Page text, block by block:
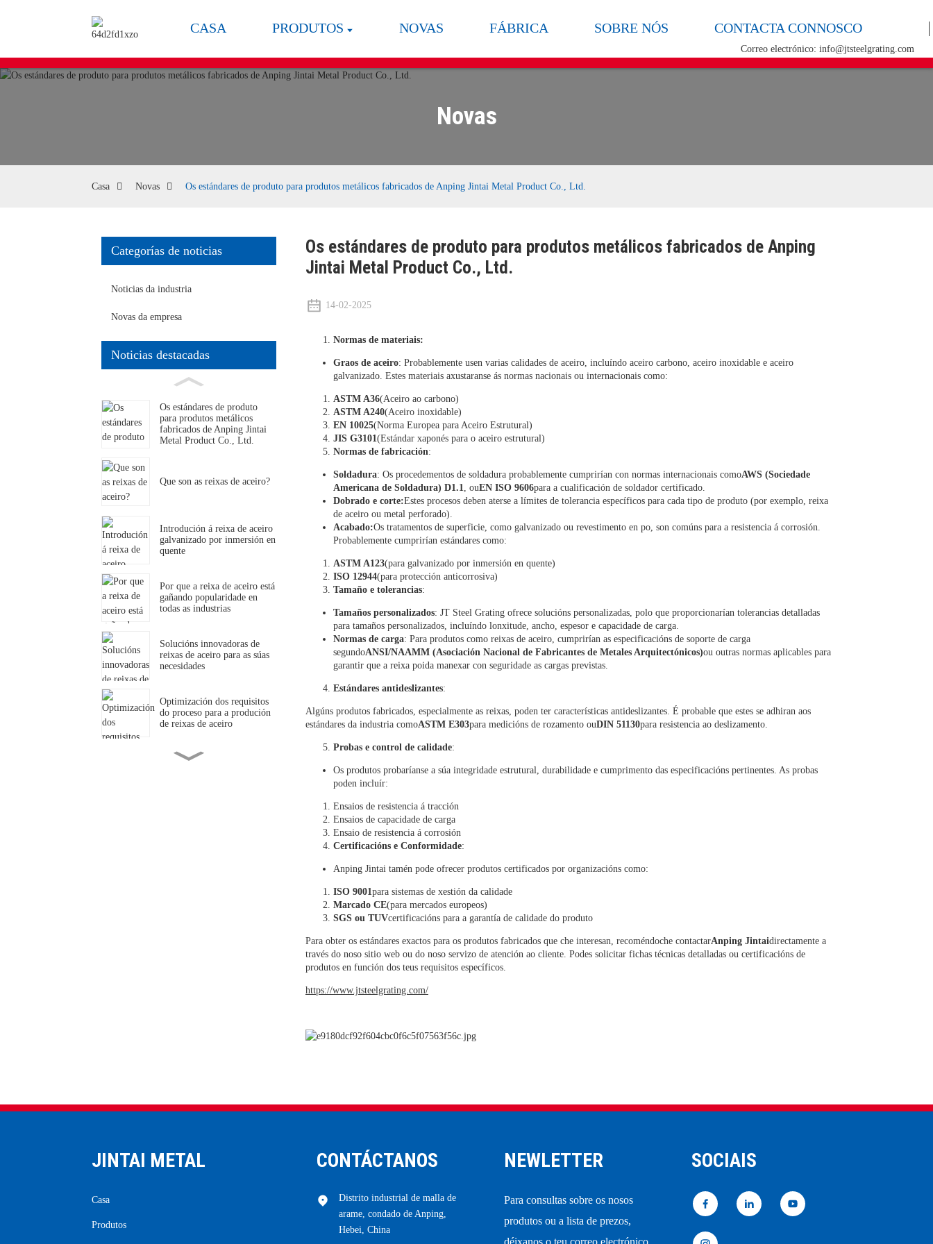
CASA PRODUTOS NOVAS FÁBRICA SOBRE NÓS CONTACTA CONNOSCO
Correo electrónico: info@jtsteelgrating.com
Novas
Casa Novas Os estándares de produto para produtos metálicos fabricados de Anping Jintai Metal Product Co., Ltd.
Categorías de noticias
Noticias da industria
Novas da empresa
Noticias destacadas
Os estándares de produto
para produtos metálicos
fabricados de Anping Jintai
Metal Product Co., Ltd.
Que son as reixas de aceiro?
Introdución á reixa de aceiro
galvanizado por inmersión en
quente
Por que a reixa de aceiro está
gañando popularidade en
todas as industrias
Solucións innovadoras de
reixas de aceiro para as súas
necesidades
Optimización dos requisitos
do proceso para a produción
de reixas de aceiro
Introdución á reixa de aceiro
Os estándares de produto para produtos metálicos fabricados de Anping
Jintai Metal Product Co., Ltd.
14-02-2025
Normas de materiais:
Graos de aceiro: Probablemente usen varias calidades de aceiro, incluíndo aceiro carbono, aceiro inoxidable e aceiro
galvanizado. Estes materiais axustaranse ás normas nacionais ou internacionais como:
ASTM A36(Aceiro ao carbono)
ASTM A240(Aceiro inoxidable)
EN 10025(Norma Europea para Aceiro Estrutural)
JIS G3101 (Estándar xaponés para o aceiro estrutural)
Normas de fabricación:
Soldadura: Os procedementos de soldadura probablemente cumprirían con normas internacionais comoAWS (Sociedade
Americana de Soldadura) D1.1
, ouEN ISO 9606para a cualificación de soldador certificado.
Dobrado e corte:Estes procesos deben aterse a límites de tolerancia específicos para cada tipo de produto (por exemplo, reixa
de aceiro ou metal perforado).
Acabado:Os tratamentos de superficie, como galvanizado ou revestimento en po, son comúns para a resistencia á corrosión.
Probablemente cumprirían estándares como:
ASTM A123(para galvanizado por inmersión en quente)
ISO 12944(para protección anticorrosiva)
Tamaño e tolerancias:
Tamaños personalizados: JT Steel Grating ofrece solucións personalizadas, polo que proporcionarían tolerancias detalladas
para tamaños personalizados, incluíndo lonxitude, ancho, espesor e capacidade de carga.
Normas de carga: Para produtos como reixas de aceiro, cumprirían as especificacións de soporte de carga
segundoANSI/NAAMM (Asociación Nacional de Fabricantes de Metales Arquitectónicos)ou outras normas aplicables para
garantir que a reixa poida manexar con seguridade as cargas previstas.
Estándares antideslizantes:
Algúns produtos fabricados, especialmente as reixas, poden ter características antideslizantes. É probable que estes se adhiran aos
estándares da industria comoASTM E303para medicións de rozamento ouDIN 51130para resistencia ao deslizamento.
Probas e control de calidade:
Os produtos probaríanse a súa integridade estrutural, durabilidade e cumprimento das especificacións pertinentes. As probas
poden incluír:
Ensaios de resistencia á tracción
Ensaios de capacidade de carga
Ensaio de resistencia á corrosión
Certificacións e Conformidade:
Anping Jintai tamén pode ofrecer produtos certificados por organizacións como:
ISO 9001 para sistemas de xestión da calidade
Marcado CE(para mercados europeos)
SGS ou TUVcertificacións para a garantía de calidade do produto
Para obter os estándares exactos para os produtos fabricados que che interesan, recoméndoche contactarAnping Jintaidirectamente a
través do noso sitio web ou do noso servizo de atención ao cliente. Podes solicitar fichas técnicas detalladas ou certificacións de
produtos en función dos teus requisitos específicos.
https://www.jtsteelgrating.com/
JINTAI METAL
Casa
Produtos
CONTÁCTANOS
Distrito industrial de malla de
arame, condado de Anping,
Hebei, China
NEWLETTER
Para consultas sobre os nosos
produtos ou a lista de prezos,
déixanos o teu correo electrónico
SOCIAIS